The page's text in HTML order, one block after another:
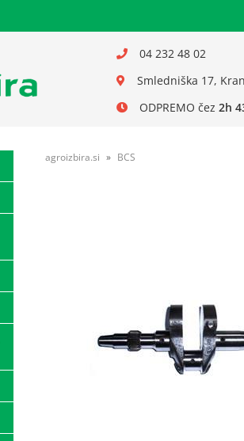
04 232 48 02
Smledniška 17,
ODPREMO čez 2h
agroizbira.si BCS